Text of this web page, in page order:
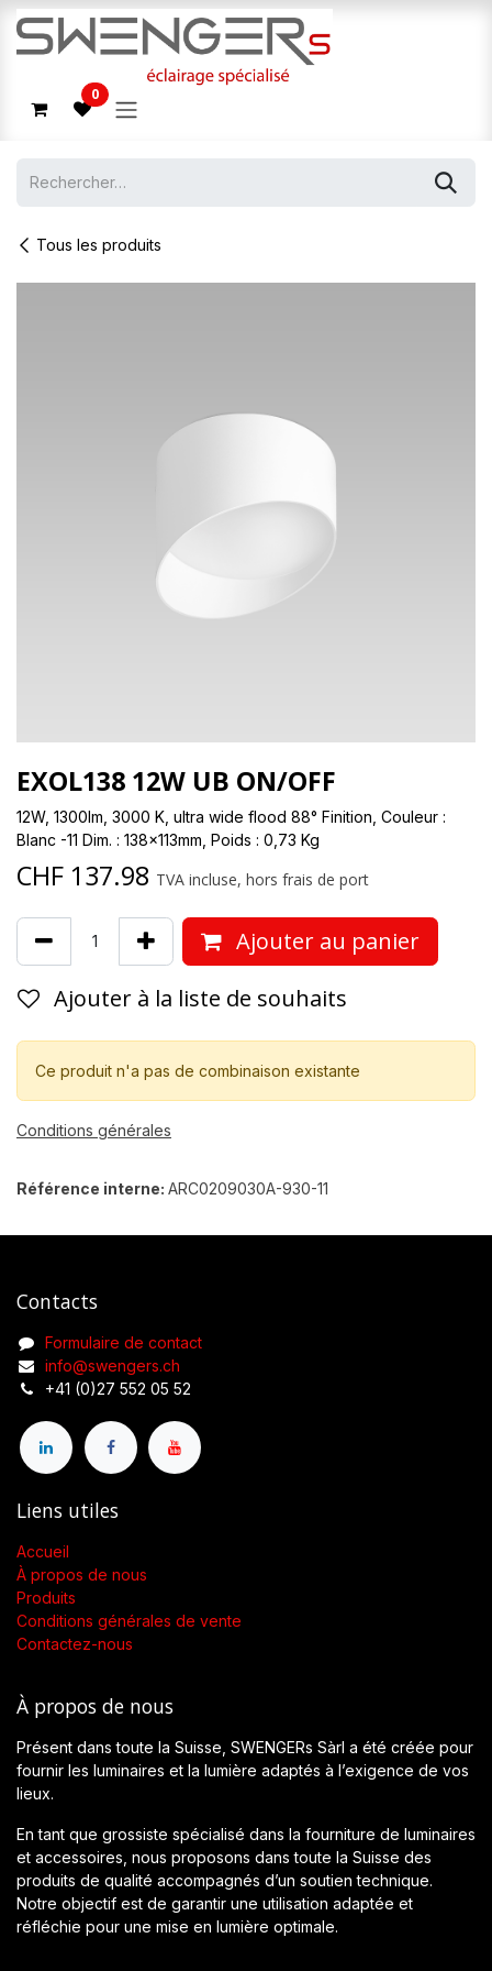
Se rendre au contenu
0
Tous les produits
EXOL138 12W UB ON/OFF
12W, 1300lm, 3000 K, ultra wide flood 88° Finition, Couleur :
Blanc -11 Dim. : 138x113mm, Poids : 0,73 Kg
CHF 137.98 TVA incluse, hors frais de port
Ajouter au panier
Ajouter à la liste de souhaits
Ce produit n'a pas de combinaison existante
Conditions générales
Référence interne: ARC0209030A-930-11
Contacts
Formulaire de contact
info@swengers.ch
+41 (0)27 552 05 52
Liens utiles
Accueil
À propos de nous
Produits
Conditions générales de vente
Contactez-nous
À propos de nous
Présent dans toute la Suisse, SWENGERs Sàrl a été créée pour
fournir les luminaires et la lumière adaptés à l’exigence de vos
lieux.
En tant que grossiste spécialisé dans la fourniture de luminaires
et accessoires, nous proposons dans toute la Suisse des
produits de qualité accompagnés d’un soutien technique.
Notre objectif est de garantir une utilisation adaptée et
réfléchie pour une mise en lumière optimale.